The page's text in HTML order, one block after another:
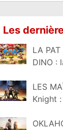
Les
LA PAT
DINO :
LES
Knight